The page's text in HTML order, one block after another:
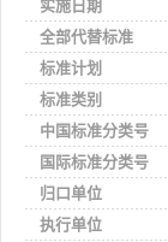
实施日期
全部代替标准
标准计划
标准类别
中国标准分类号
国际标准分类号
归口单位
执行单位